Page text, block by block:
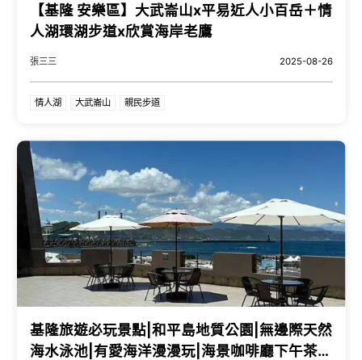
【基隆 安樂區】大武崙山x平易近人小百岳＋情
人湖環湖步道x欣賞海岸老鷹
張三三 2025-08-26
情人湖 大武崙山 親民步道
基隆旅遊必玩景點|和平島地質公園|無邊際天然
海水泳池|有愛海洋漫漫玩|海景咖啡廳下午茶|